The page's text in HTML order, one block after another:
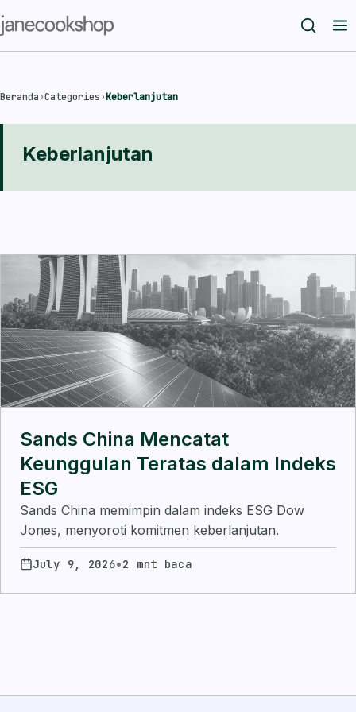
Beranda›Categories›Keberlanjutan
Keberlanjutan
Sands China Mencatat
Keunggulan Teratas dalam Indeks
ESG
Sands China memimpin dalam indeks ESG Dow
Jones, menyoroti komitmen keberlanjutan.
July 9, 2026•2 mnt baca